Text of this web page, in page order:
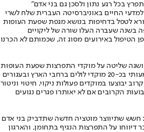
בכל רגע נתון ולסכן גם בני אדם"
למדעי החיים באוניברסיטה העברית שלח לשרי
לטפל בדחיפות בנושא מגפת שפעת העופות
בשנה שעברה העלו שורה של ליקויים
הטיפול באירועים מסוג זה, שכמותם לא הכרנו
שליטה על מוקדי התפרצות שפעת העופות
השפעת פגעה באופן משמעותי בכ-20 מוקדי לולים ברחבי הארץ ובעגורים
יבוצעו במוקדים פעולות ניקוי, חיטוי וניטור
הקרובים אם לא יאותרו פגרים נגועים
שתיווצר מוטציה חדשה שתדביק בני אדם
דיווחו על התפרצות הנגיף בתחומן, והארגון